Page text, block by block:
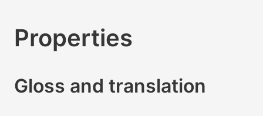
Properties
Gloss and translation